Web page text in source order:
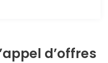
d’offres